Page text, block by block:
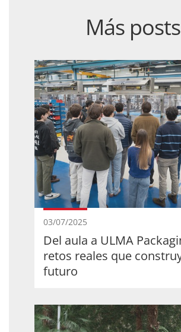
Más posts
03/07/2025
Del aula a ULMA
retos reales que
futuro